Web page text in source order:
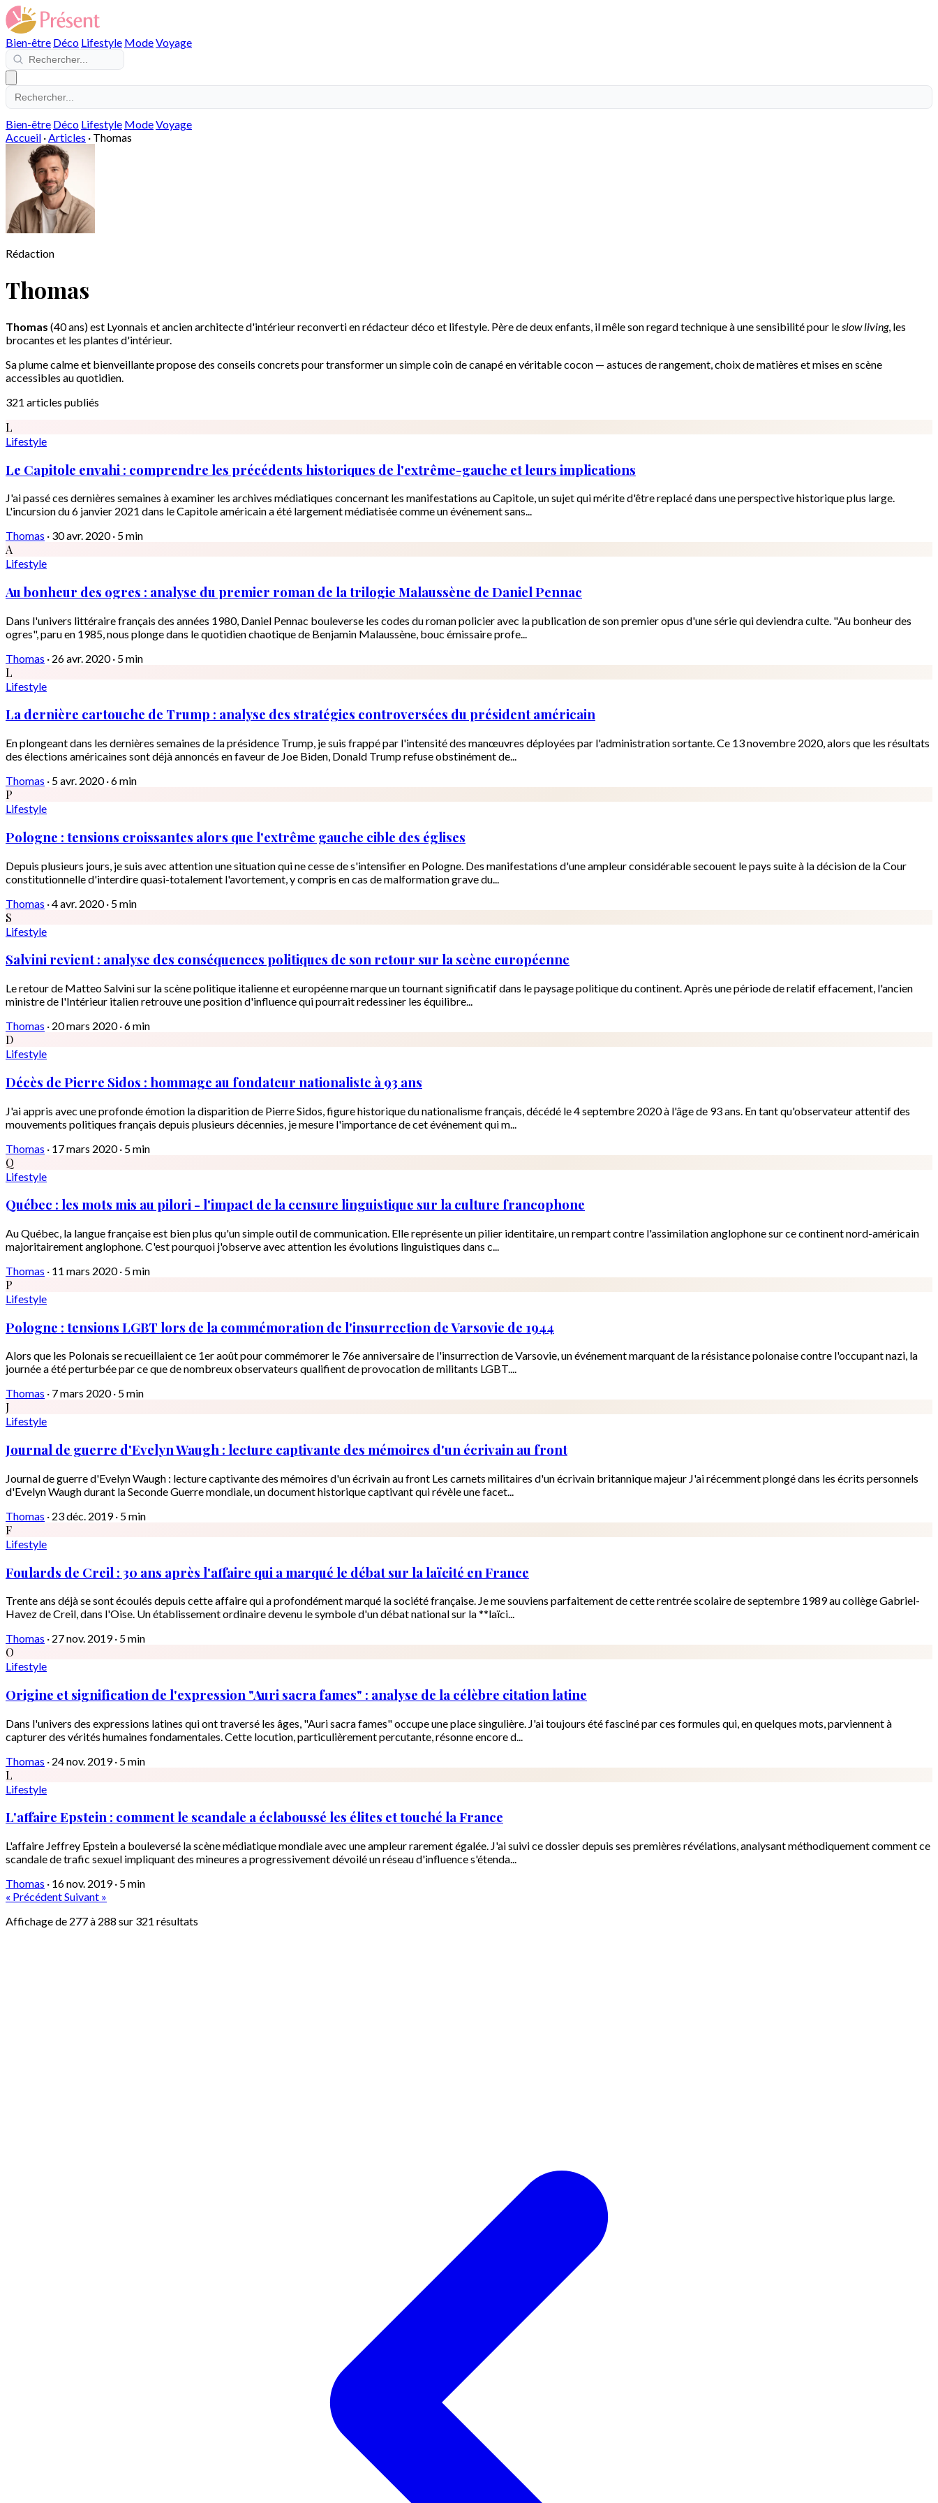
Bien-être Déco Lifestyle ModeVoyage
Bien-être Déco Lifestyle ModeVoyage
Accueil ·Articles · Thomas
Rédaction
Thomas
Thomas (40 ans) est Lyonnais et ancien architecte d'intérieur reconverti en rédacteur déco et lifestyle. Père de deux enfants, il mêle son regard technique à une sensibilité pour leslow living, les
brocantes et les plantes d'intérieur.
Sa plume calme et bienveillante propose des conseils concrets pour transformer un simple coin de canapé en véritable cocon — astuces de rangement, choix de matières et mises en scène
accessibles au quotidien.
321 articles publiés
L
Lifestyle
Le Capitole envahi : comprendre les précédents historiques de l'extrême-gauche et leurs implications
J'ai passé ces dernières semaines à examiner les archives médiatiques concernant les manifestations au Capitole, un sujet qui mérite d'être replacé dans une perspective historique plus large.
L'incursion du 6 janvier 2021 dans le Capitole américain a été largement médiatisée comme un événement sans...
Thomas · 30 avr. 2020 · 5 min
A
Lifestyle
Au bonheur des ogres : analyse du premier roman de la trilogie Malaussène de Daniel Pennac
Dans l'univers littéraire français des années 1980, Daniel Pennac bouleverse les codes du roman policier avec la publication de son premier opus d'une série qui deviendra culte. "Au bonheur des
ogres", paru en 1985, nous plonge dans le quotidien chaotique de Benjamin Malaussène, bouc émissaire profe...
Thomas · 26 avr. 2020 · 5 min
L
Lifestyle
La dernière cartouche de Trump : analyse des stratégies controversées du président américain
En plongeant dans les dernières semaines de la présidence Trump, je suis frappé par l'intensité des manœuvres déployées par l'administration sortante. Ce 13 novembre 2020, alors que les résultats
des élections américaines sont déjà annoncés en faveur de Joe Biden, Donald Trump refuse obstinément de...
Thomas · 5 avr. 2020 ·6 min
P
Lifestyle
Pologne : tensions croissantes alors que l'extrême gauche cible des églises
Depuis plusieurs jours, je suis avec attention une situation qui ne cesse de s'intensifier en Pologne. Des manifestations d'une ampleur considérable secouent le pays suite à la décision de la Cour
constitutionnelle d'interdire quasi-totalement l'avortement, y compris en cas de malformation grave du...
Thomas ·4 avr. 2020 · 5 min
S
Lifestyle
Salvini revient : analyse des conséquences politiques de son retour sur la scène européenne
Le retour de Matteo Salvini sur la scène politique italienne et européenne marque un tournant significatif dans le paysage politique du continent. Après une période de relatif effacement, l'ancien
ministre de l'Intérieur italien retrouve une position d'influence qui pourrait redessiner les équilibre...
Thomas · 20 mars 2020 ·6 min
D
Lifestyle
Décès de Pierre Sidos : hommage au fondateur nationaliste à 93 ans
J'ai appris avec une profonde émotion la disparition de Pierre Sidos, figure historique du nationalisme français, décédé le 4 septembre 2020 à l'âge de 93 ans. En tant qu'observateur attentif des
mouvements politiques français depuis plusieurs décennies, je mesure l'importance de cet événement qui m...
Thomas · 17 mars 2020 · 5 min
Q
Lifestyle
Québec : les mots mis au pilori - l'impact de la censure linguistique sur la culture francophone
Au Québec, la langue française est bien plus qu'un simple outil de communication. Elle représente un pilier identitaire, un rempart contre l'assimilation anglophone sur ce continent nord-américain
majoritairement anglophone. C'est pourquoi j'observe avec attention les évolutions linguistiques dans c...
Thomas · 11 mars 2020 · 5 min
P
Lifestyle
Pologne : tensions LGBT lors de la commémoration de l'insurrection de Varsovie de 1944
Alors que les Polonais se recueillaient ce 1er août pour commémorer le 76e anniversaire de l'insurrection de Varsovie, un événement marquant de la résistance polonaise contre l'occupant nazi, la
journée a été perturbée par ce que de nombreux observateurs qualifient de provocation de militants LGBT....
Thomas · 7 mars 2020 · 5 min
J
Lifestyle
Journal de guerre d'Evelyn Waugh : lecture captivante des mémoires d'un écrivain au front
Journal de guerre d'Evelyn Waugh : lecture captivante des mémoires d'un écrivain au front Les carnets militaires d'un écrivain britannique majeur J'ai récemment plongé dans les écrits personnels
d'Evelyn Waugh durant la Seconde Guerre mondiale, un document historique captivant qui révèle une facet...
Thomas · 23 déc. 2019 · 5 min
F
Lifestyle
Foulards de Creil : 30 ans après l'affaire qui a marqué le débat sur la laïcité en France
Trente ans déjà se sont écoulés depuis cette affaire qui a profondément marqué la société française. Je me souviens parfaitement de cette rentrée scolaire de septembre 1989 au collège Gabriel-
Havez de Creil, dans l'Oise. Un établissement ordinaire devenu le symbole d'un débat national sur la **laïci...
Thomas · 27 nov. 2019 · 5 min
O
Lifestyle
Origine et signification de l'expression "Auri sacra fames" : analyse de la célèbre citation latine
Dans l'univers des expressions latines qui ont traversé les âges, "Auri sacra fames" occupe une place singulière. J'ai toujours été fasciné par ces formules qui, en quelques mots, parviennent à
capturer des vérités humaines fondamentales. Cette locution, particulièrement percutante, résonne encore d...
Thomas · 24 nov. 2019 · 5 min
L
Lifestyle
L'affaire Epstein : comment le scandale a éclaboussé les élites et touché la France
L'affaire Jeffrey Epstein a bouleversé la scène médiatique mondiale avec une ampleur rarement égalée. J'ai suivi ce dossier depuis ses premières révélations, analysant méthodiquement comment ce
scandale de trafic sexuel impliquant des mineures a progressivement dévoilé un réseau d'influence s'étenda...
Thomas · 16 nov. 2019 · 5 min
« PrécédentSuivant »
Affichage de 277à 288 sur 321 résultats